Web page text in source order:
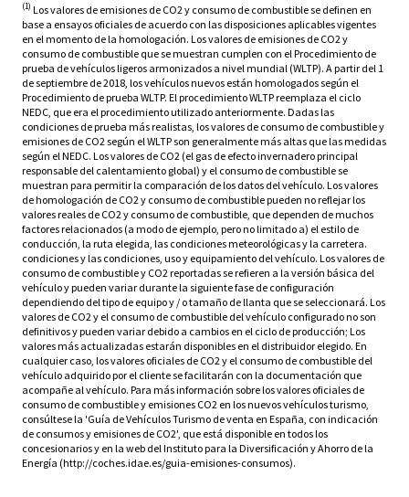
(1) Los valores de emisiones de CO2 y consumo de combustible se definen en
base a ensayos oficiales de acuerdo con las disposiciones aplicables vigentes
en el momento de la homologación. Los valores de emisiones de CO2 y
consumo de combustible que se muestran cumplen con el Procedimiento de
prueba de vehículos ligeros armonizados a nivel mundial (WLTP). A partir del 1
de septiembre de 2018, los vehículos nuevos están homologados según el
Procedimiento de prueba WLTP. El procedimiento WLTP reemplaza el ciclo
NEDC, que era el procedimiento utilizado anteriormente. Dadas las
condiciones de prueba más realistas, los valores de consumo de combustible y
emisiones de CO2 según el WLTP son generalmente más altas que las medidas
según el NEDC. Los valores de CO2 (el gas de efecto invernadero principal
responsable del calentamiento global) y el consumo de combustible se
muestran para permitir la comparación de los datos del vehículo. Los valores
de homologación de CO2 y consumo de combustible pueden no reflejar los
valores reales de CO2 y consumo de combustible, que dependen de muchos
factores relacionados (a modo de ejemplo, pero no limitado a) el estilo de
conducción, la ruta elegida, las condiciones meteorológicas y la carretera.
condiciones y las condiciones, uso y equipamiento del vehículo. Los valores de
consumo de combustible y CO2 reportadas se refieren a la versión básica del
vehículo y pueden variar durante la siguiente fase de configuración
dependiendo del tipo de equipo y / o tamaño de llanta que se seleccionará. Los
valores de CO2 y el consumo de combustible del vehículo configurado no son
definitivos y pueden variar debido a cambios en el ciclo de producción; Los
valores más actualizadas estarán disponibles en el distribuidor elegido. En
cualquier caso, los valores oficiales de CO2 y el consumo de combustible del
vehículo adquirido por el cliente se facilitarán con la documentación que
acompañe al vehículo. Para más información sobre los valores oficiales de
consumo de combustible y emisiones CO2 en los nuevos vehículos turismo,
consúltese la 'Guía de Vehículos Turismo de venta en España, con indicación
de consumos y emisiones de CO2', que está disponible en todos los
concesionarios y en la web del Instituto para la Diversificación y Ahorro de la
Energía (http://coches.idae.es/guia-emisiones-consumos).